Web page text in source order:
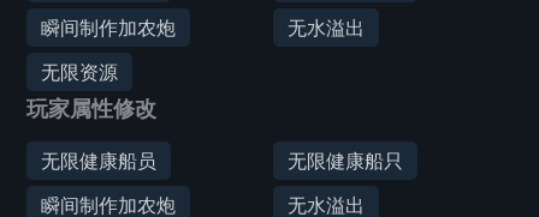
瞬间制作加农炮
无水溢出
无限资源
玩家属性修改
无限健康船员
无限健康船只
瞬间制作加农炮
无水溢出